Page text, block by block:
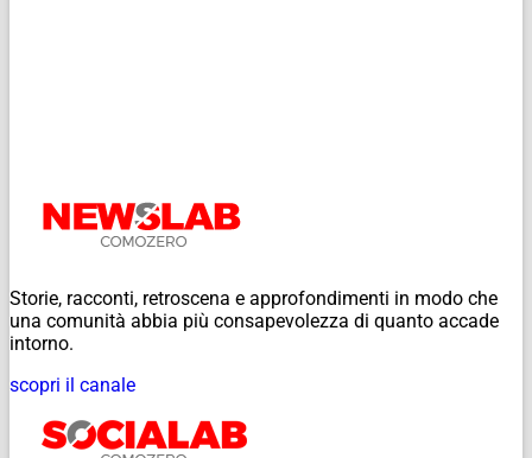
Storie, racconti, retroscena e approfondimenti in modo che
una comunità abbia più consapevolezza di quanto accade
intorno.
scopri il canale